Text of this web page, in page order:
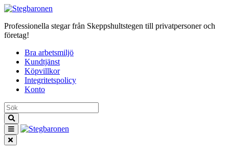
Professionella stegar från Skeppshultstegen till privatpersoner och
företag!
Bra arbetsmiljö
Kundtjänst
Köpvillkor
Integritetspolicy
Konto